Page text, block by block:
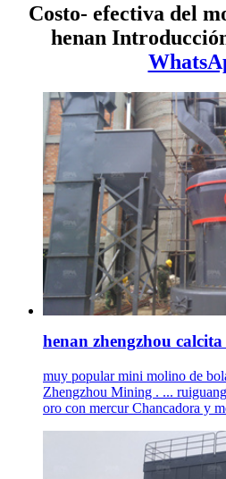
Costo- efectiva del
henan
henan zhengzhou
muy popular mini molino de
Zhengzhou Mining . ...
oro con mercur Chancadora y